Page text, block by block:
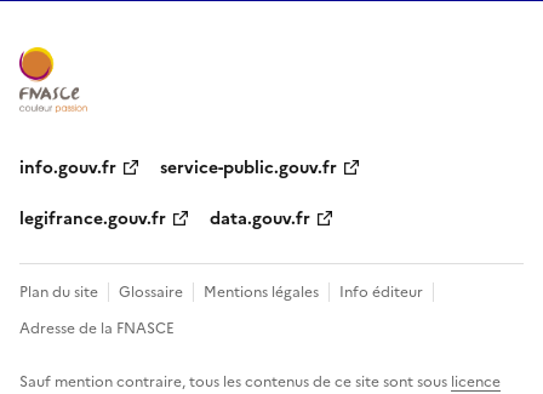
info.gouv.fr
service-public.gouv.fr
legifrance.gouv.fr
data.gouv.fr
Plan du site Glossaire Mentions légales
Info éditeur
Adresse de la FNASCE
Sauf mention contraire, tous les contenus de ce site sont sous licence